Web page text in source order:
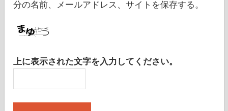
分の名前、メールアドレス、サイトを保存する。
上に表示された文字を入力してください。